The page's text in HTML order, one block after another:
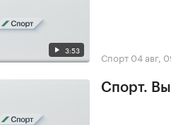
3:53 Спорт 04 авг,
Спорт.